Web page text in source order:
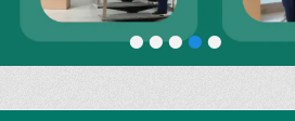
•••••